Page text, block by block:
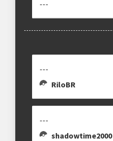
---
---
RiloBR
---
shadowtime2000